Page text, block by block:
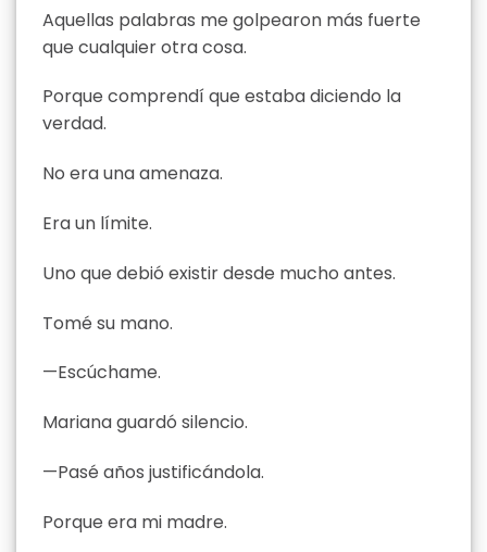
Aquellas palabras me golpearon más fuerte
que cualquier otra cosa.
Porque comprendí que estaba diciendo la
verdad.
No era una amenaza.
Era un límite.
Uno que debió existir desde mucho antes.
Tomé su mano.
—Escúchame.
Mariana guardó silencio.
—Pasé años justificándola.
Porque era mi madre.